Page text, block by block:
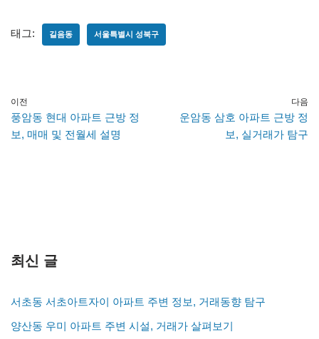
태그: 길음동 서울특별시 성북구
이전
풍암동 현대 아파트 근방 정
보, 매매 및 전월세 설명
다음
운암동 삼호 아파트 근방 정
보, 실거래가 탐구
최신 글
서초동 서초아트자이 아파트 주변 정보, 거래동향 탐구
양산동 우미 아파트 주변 시설, 거래가 살펴보기